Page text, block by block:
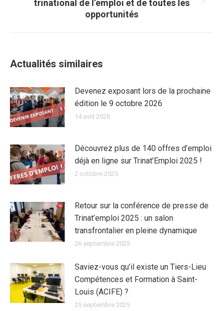
Article
suivant
trinational de l’emploi et de toutes les
opportunités
Actualités similaires
Devenez exposant lors de la prochaine
édition le 9 octobre 2026
14 avril 2026
Découvrez plus de 140 offres d’emploi
déjà en ligne sur Trinat’Emploi 2025 !
2 octobre 2025
Retour sur la conférence de presse de
Trinat’emploi 2025 : un salon
transfrontalier en pleine dynamique
26 septembre 2025
Saviez-vous qu’il existe un Tiers-Lieu
Compétences et Formation à Saint-
Louis (ACIFE) ?
25 septembre 2025